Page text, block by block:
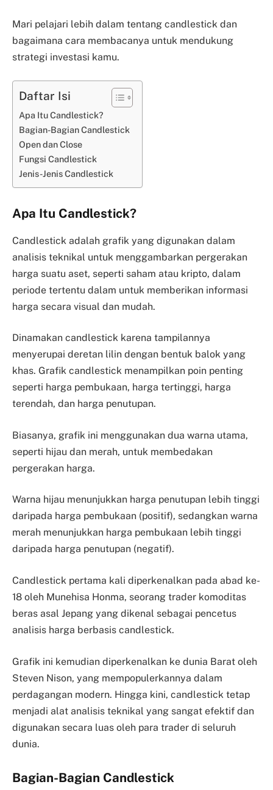
Mari pelajari lebih dalam tentang candlestick dan
bagaimana cara membacanya untuk mendukung
strategi investasi kamu.
Daftar Isi
Apa Itu Candlestick?
Bagian-Bagian Candlestick
Open dan Close
Fungsi Candlestick
Jenis-Jenis Candlestick
Apa Itu Candlestick?
Candlestick adalah grafik yang digunakan dalam
analisis teknikal untuk menggambarkan pergerakan
harga suatu aset, seperti saham atau kripto, dalam
periode tertentu dalam untuk memberikan informasi
harga secara visual dan mudah.
Dinamakan candlestick karena tampilannya
menyerupai deretan lilin dengan bentuk balok yang
khas. Grafik candlestick menampilkan poin penting
seperti harga pembukaan, harga tertinggi, harga
terendah, dan harga penutupan.
Biasanya, grafik ini menggunakan dua warna utama,
seperti hijau dan merah, untuk membedakan
pergerakan harga.
Warna hijau menunjukkan harga penutupan lebih tinggi
daripada harga pembukaan (positif), sedangkan warna
merah menunjukkan harga pembukaan lebih tinggi
daripada harga penutupan (negatif).
Candlestick pertama kali diperkenalkan pada abad ke-
18 oleh Munehisa Honma, seorang trader komoditas
beras asal Jepang yang dikenal sebagai pencetus
analisis harga berbasis candlestick.
Grafik ini kemudian diperkenalkan ke dunia Barat oleh
Steven Nison, yang mempopulerkannya dalam
perdagangan modern. Hingga kini, candlestick tetap
menjadi alat analisis teknikal yang sangat efektif dan
digunakan secara luas oleh para trader di seluruh
dunia.
Bagian-Bagian Candlestick